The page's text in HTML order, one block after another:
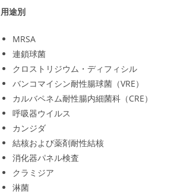
用途別
MRSA
連鎖球菌
クロストリジウム・ディフィシル
バンコマイシン耐性腸球菌（VRE）
カルバペネム耐性腸内細菌科（CRE）
呼吸器ウイルス
カンジダ
結核および薬剤耐性結核
消化器パネル検査
クラミジア
淋菌